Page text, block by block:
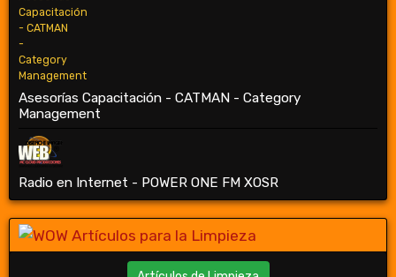
Asesorías Capacitación - CATMAN - Category
Management
Radio en Internet - POWER ONE FM XOSR